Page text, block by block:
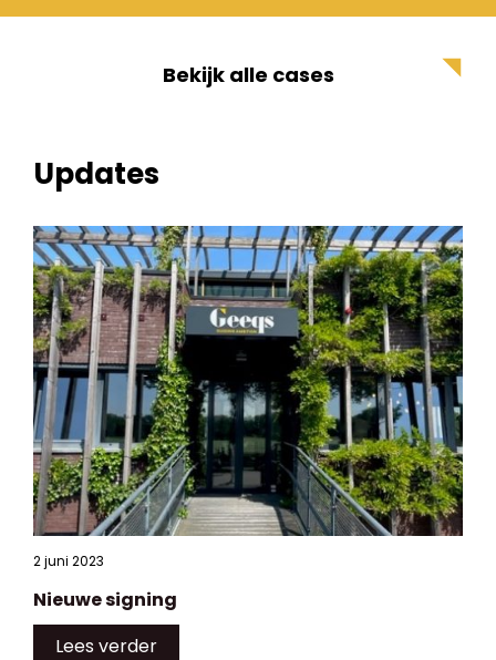
Bekijk alle cases
Updates
2 juni 2023
Nieuwe signing
Lees verder